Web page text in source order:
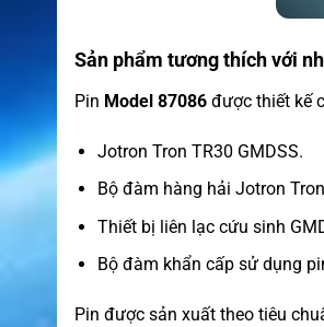
Sản phẩm tương thích với
Pin Model 87086 được thiết kế
Jotron Tron TR30 GMDSS.
Bộ đàm hàng hải Jotron
Thiết bị liên lạc cứu sinh
Bộ đàm khẩn cấp sử dụng
Pin được sản xuất theo tiêu